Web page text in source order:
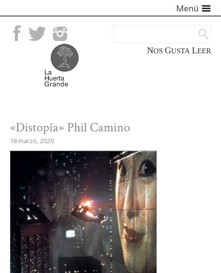
Facebook TwitterInstagram
NOS GUSTA LEER
Menú
«Distopía» Phil Camino
18 marzo, 2020